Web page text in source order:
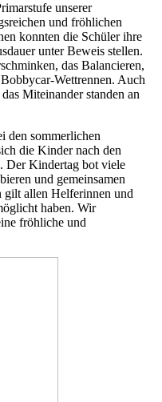
unserer
und fröhlichen
konnten die Schüler ihre
unter Beweis stellen.
das Balancieren,
Wettrennen. Auch
Miteinander standen an
den sommerlichen
die Kinder nach den
Der Kindertag bot viele
und gemeinsamen
gilt allen Helferinnen und
haben. Wir
fröhliche und